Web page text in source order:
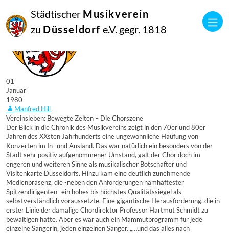
Städtischer Musikverein
zu Düsseldorf e.V. gegr. 1818
01
Januar
1980
Manfred Hill
Vereinsleben: Bewegte Zeiten – Die Chorszene
Der Blick in die Chronik des Musikvereins zeigt in den 70er und 80er
Jahren des XXsten Jahrhunderts eine ungewöhnliche Häufung von
Konzerten im In- und Ausland. Das war natürlich ein besonders von der
Stadt sehr positiv aufgenommener Umstand, galt der Chor doch im
engeren und weiteren Sinne als musikalischer Botschafter und
Visitenkarte Düsseldorfs. Hinzu kam eine deutlich zunehmende
Medienpräsenz, die -neben den Anforderungen namhaftester
Spitzendirigenten- ein hohes bis höchstes Qualitätssiegel als
selbstverständlich voraussetzte. Eine gigantische Herausforderung, die in
erster Linie der damalige Chordirektor Professor Hartmut Schmidt zu
bewältigen hatte. Aber es war auch ein Mammutprogramm für jede
einzelne Sängerin, jeden einzelnen Sänger. „…und das alles nach